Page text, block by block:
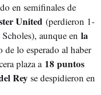
en semifinales de
United (perdieron 1-
aunque en la
lo esperado al haber
plaza a 18 puntos
Rey se despidieron en